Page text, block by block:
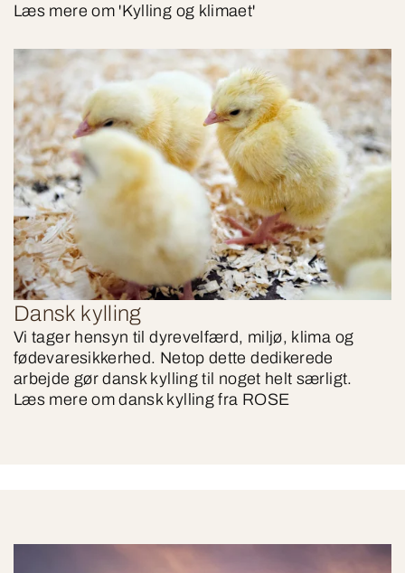
Læs mere om 'Kylling og klimaet'
Dansk kylling
Vi tager hensyn til dyrevelfærd, miljø, klima og
fødevaresikkerhed. Netop dette dedikerede
arbejde gør dansk kylling til noget helt særligt.
Læs mere om dansk kylling fra ROSE